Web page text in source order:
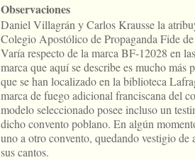
Observaciones
Daniel Villagrán y Carlos Krausse la
Colegio Apostólico de Propaganda Fide
Varía respecto de la marca BF-12028 en
marca que aquí se describe es mucho más
que se han localizado en la biblioteca
marca de fuego adicional franciscana del
modelo seleccionado posee incluso un
dicho convento poblano. En algún
uno a otro convento, quedando vestigio de
sus cantos.